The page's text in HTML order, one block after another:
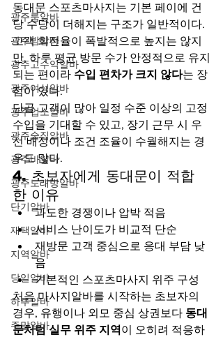
광주룸알바
광주밤알바
광주고수익알바
광주여성알바
광주업소알바
광주술집알바
광주바알바
광주노래방알바
단기알바
재택알바
지역알바
당일알바
하루알바
주말알바
동대문 스포츠마사지는 기본 페이에 건
당 수당이 더해지는 구조가 일반적이다.
고객 회전율이 폭발적으로 높지는 않지
만, 하루 평균 방문 수가 안정적으로 유지
되는 편이라 수입 편차가 크지 않다는 장
점이 있다.
단골 고객이 많아 일정 수준 이상의 고정
수입을 기대할 수 있고, 장기 근무 시 우
선 배정이나 조건 조율이 수월해지는 경
우도 많다.
4. 초보자에게 동대문이 적합
한 이유
과도한 경쟁이나 압박 적음
서비스 난이도가 비교적 단순
재방문 고객 중심으로 응대 부담 낮
음
기본적인 스포츠마사지 위주 구성
처음 마사지알바를 시작하는 초보자의
경우, 유행이나 외모 중심 상권보다 동대
문처럼 실무 위주 지역이 오히려 적응하